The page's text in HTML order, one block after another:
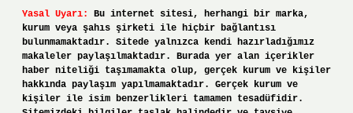
Yasal Uyarı:
Bu internet sitesi, herhangi bir marka,
kurum veya şahıs şirketi ile hiçbir bağlantısı
bulunmamaktadır. Sitede yalnızca kendi hazırladığımız
makaleler paylaşılmaktadır. Burada yer alan içerikler
haber niteliği taşımamakta olup, gerçek kurum ve kişiler
hakkında paylaşım yapılmamaktadır. Gerçek kurum ve
kişiler ile isim benzerlikleri tamamen tesadüfidir.